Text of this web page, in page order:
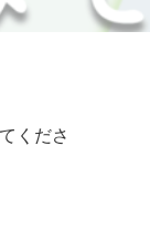
くださ